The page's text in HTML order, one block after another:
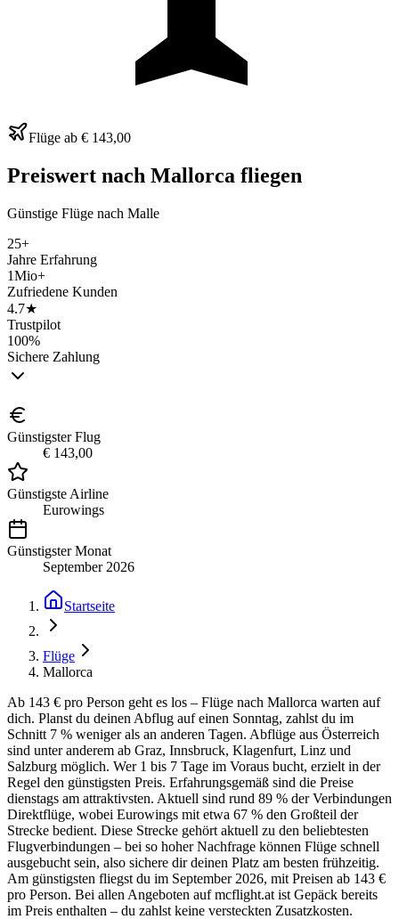
Flüge ab € 143,00
Preiswert nach Mallorca fliegen
Günstige Flüge nach Malle
25+
Jahre Erfahrung
1Mio+
Zufriedene Kunden
4.7★
Trustpilot
100%
Sichere Zahlung
Günstigster Flug
€ 143,00
Günstigste Airline
Eurowings
Günstigster Monat
September 2026
Startseite
Flüge
Mallorca
Ab 143 € pro Person geht es los – Flüge nach Mallorca warten auf
dich. Planst du deinen Abflug auf einen Sonntag, zahlst du im
Schnitt 7 % weniger als an anderen Tagen. Abflüge aus Österreich
sind unter anderem ab Graz, Innsbruck, Klagenfurt, Linz und
Salzburg möglich. Wer 1 bis 7 Tage im Voraus bucht, erzielt in der
Regel den günstigsten Preis. Erfahrungsgemäß sind die Preise
dienstags am attraktivsten. Aktuell sind rund 89 % der Verbindungen
Direktflüge, wobei Eurowings mit etwa 67 % den Großteil der
Strecke bedient. Diese Strecke gehört aktuell zu den beliebtesten
Flugverbindungen – bei so hoher Nachfrage können Flüge schnell
ausgebucht sein, also sichere dir deinen Platz am besten frühzeitig.
Am günstigsten fliegst du im September 2026, mit Preisen ab 143 €
pro Person. Bei allen Angeboten auf mcflight.at ist Gepäck bereits
im Preis enthalten – du zahlst keine versteckten Zusatzkosten.